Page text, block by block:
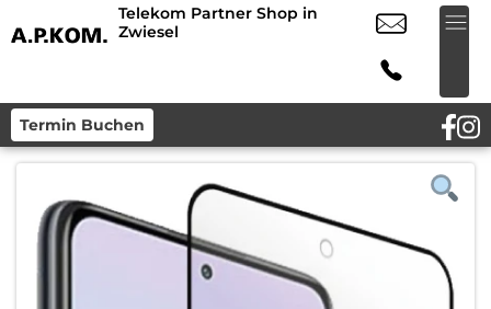
Telekom Partner Shop in
Zwiesel
Termin Buchen